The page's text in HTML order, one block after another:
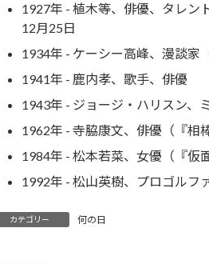
1927年 - 植木等、俳優、タレ
12月25日
1934年 - ケーシー高峰、漫談家
1941年 - 鹿内孝、歌手、俳優
1943年 - ジョージ・ハリスン、
1962年 - 寺脇康文、俳優（『相
1984年 - 松本若菜、女優（『仮
1992年 - 松山英樹、プロゴルフ
カテゴリー 何の日